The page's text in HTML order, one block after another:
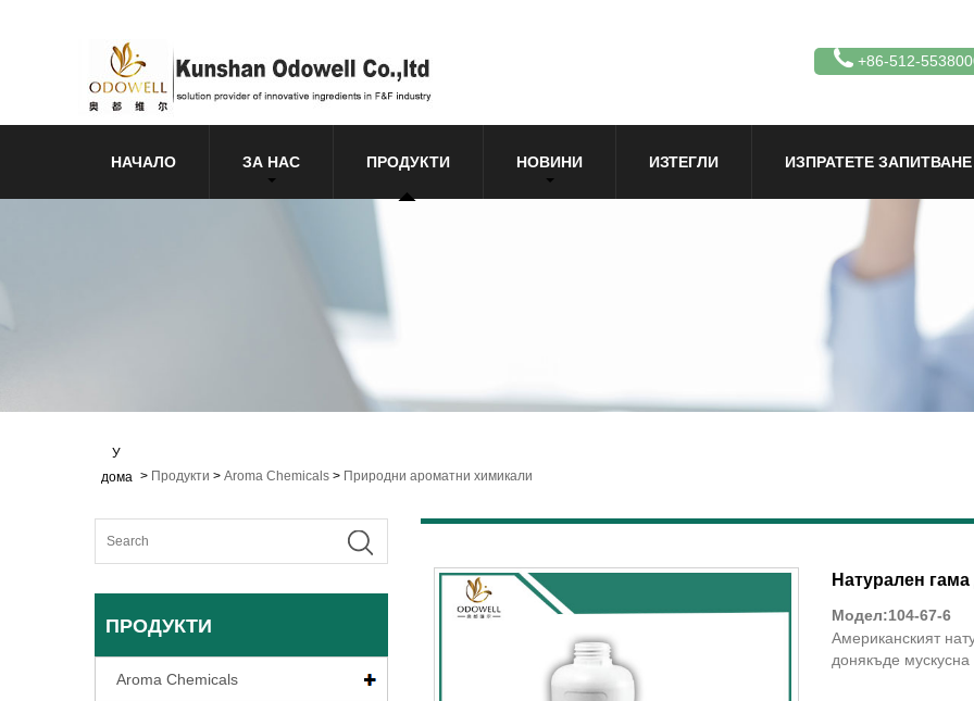
+86-512-
НАЧАЛО ЗА НАС ПРОДУКТИ НОВИНИ ИЗТЕГЛИ ИЗПРАТЕТЕ ЗАПИТВАНЕ
У
дома > Продукти > Aroma Chemicals > Природни ароматни химикали
ПРОДУКТИ
Aroma Chemicals
Натурален
Модел:104-67-6
Американският
донякъде